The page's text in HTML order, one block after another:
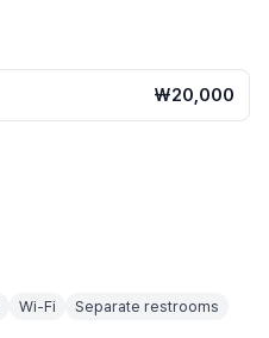
₩20,000
Wi-Fi Separate restrooms